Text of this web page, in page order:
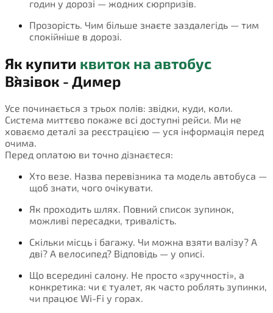
годин у дорозі — жодних сюрпризів.
Прозорість. Чим більше знаєте заздалегідь — тим
спокійніше в дорозі.
Як купити квиток на автобус
В`язівок - Димер
Усе починається з трьох полів: звідки, куди, коли.
Система миттєво покаже всі доступні рейси. Ми не
ховаємо деталі за реєстрацією — уся інформація перед
очима.
Перед оплатою ви точно дізнаєтеся:
Хто везе. Назва перевізника та модель автобуса —
щоб знати, чого очікувати.
Як проходить шлях. Повний список зупинок,
можливі пересадки, тривалість.
Скільки місць і багажу. Чи можна взяти валізу? А
дві? А велосипед? Відповідь — у описі.
Що всередині салону. Не просто «зручності», а
конкретика: чи є туалет, як часто роблять зупинки,
чи працює Wi-Fi у горах.